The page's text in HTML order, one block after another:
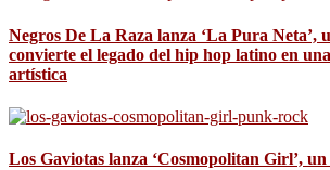
Negros De La Raza lanza ‘La Pura Neta’,
convierte el legado del hip hop latino en
artística
Los Gaviotas lanza ‘Cosmopolitan Girl’,